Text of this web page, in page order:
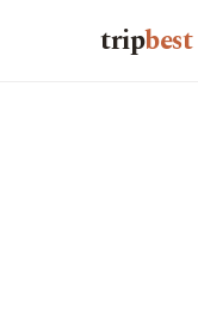
tripbest